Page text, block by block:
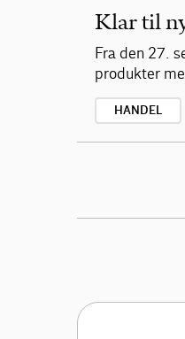
Klar til
Fra den 27.
produkter
HANDEL